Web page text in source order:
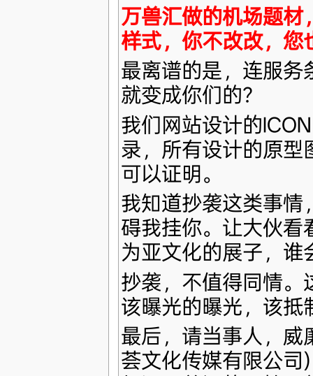
万兽汇做的机场题材
样式，你不改改，您
最离谱的是，连服务
就变成你们的？
我们网站设计的
录，所有设计的原型
可以证明。
我知道抄袭这类事情
碍我挂你。让大伙看
为亚文化的展子，谁
抄袭，不值得同情。
该曝光的曝光，该抵
最后，请当事人，威
荟文化传媒有限公司